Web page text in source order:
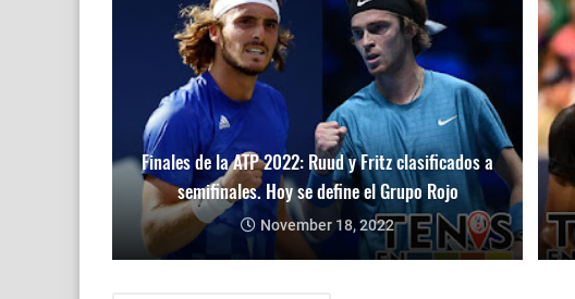
Finales de la ATP 2022: Ruud y Fritz clasificados a
semifinales. Hoy se define el Grupo Rojo
November 18, 2022